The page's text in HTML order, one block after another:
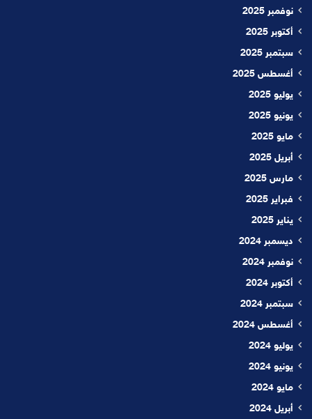
نوفمبر 2025
أكتوبر 2025
سبتمبر 2025
أغسطس 2025
يوليو 2025
يونيو 2025
مايو 2025
أبريل 2025
مارس 2025
فبراير 2025
يناير 2025
ديسمبر 2024
نوفمبر 2024
أكتوبر 2024
سبتمبر 2024
أغسطس 2024
يوليو 2024
يونيو 2024
مايو 2024
أبريل 2024